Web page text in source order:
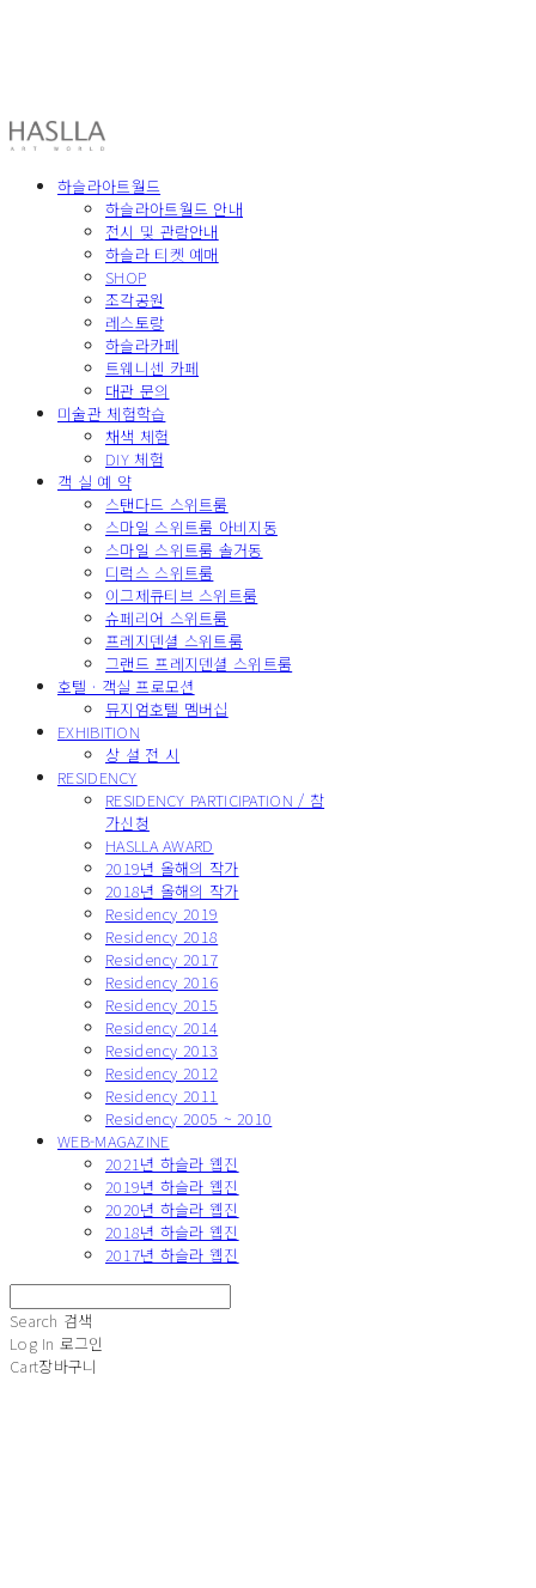
하슬라아트월드
하슬라아트월드 안내
전시 및 관람안내
하슬라 티켓 예매
SHOP
조각공원
레스토랑
하슬라카페
트웨니센 카페
대관 문의
미술관 체험학습
채색 체험
DIY 체험
객 실 예 약
스탠다드 스위트룸
스마일 스위트룸 아비지동
스마일 스위트룸 솔거동
디럭스 스위트룸
이그제큐티브 스위트룸
슈페리어 스위트룸
프레지덴셜 스위트룸
그랜드 프레지덴셜 스위트룸
호텔 · 객실 프로모션
뮤지엄호텔 멤버십
EXHIBITION
상 설 전 시
RESIDENCY
RESIDENCY PARTICIPATION / 참
가신청
HASLLA AWARD
2019년 올해의 작가
2018년 올해의 작가
Residency 2019
Residency 2018
Residency 2017
Residency 2016
Residency 2015
Residency 2014
Residency 2013
Residency 2012
Residency 2011
Residency 2005 ~ 2010
WEB-MAGAZINE
2021년 하슬라 웹진
2019년 하슬라 웹진
2020년 하슬라 웹진
2018년 하슬라 웹진
2017년 하슬라 웹진
Search 검색
Log In 로그인
Cart장바구니